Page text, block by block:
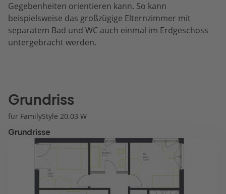
Gegebenheiten orientieren kann. So kann
beispielsweise das großzügige Elternzimmer mit
separatem Bad und WC auch einmal im Erdgeschoss
untergebracht werden.
Grundriss
für FamilyStyle 20.03 W
Grundrisse